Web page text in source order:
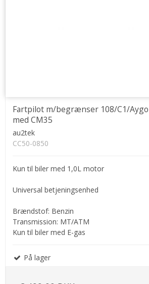
Fartpilot m/begrænser 108/C1/
med CM35
au2tek
CC50-0850
Kun til biler med 1,0L motor
Universal betjeningsenhed
Brændstof: Benzin
Transmission: MT/ATM
Kun til biler med E-gas
På lager